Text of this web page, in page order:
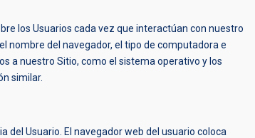
los Usuarios cada vez que interactúan con nuestro
nombre del navegador, el tipo de computadora e
a nuestro Sitio, como el sistema operativo y los
similar.
del Usuario. El navegador web del usuario coloca